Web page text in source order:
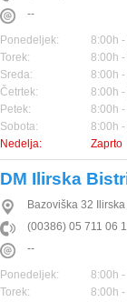
--
Ponedeljek:
8:00h
Torek:
8:00h
Sreda:
8:00h
Četrtek:
8:00h
Petek:
8:00h
Sobota:
8:00h
Nedelja:
Zaprto
DM Ilirska
Bazoviška 32
(00386) 05 711 06
--
Ponedeljek:
8:00h
Torek:
8:00h